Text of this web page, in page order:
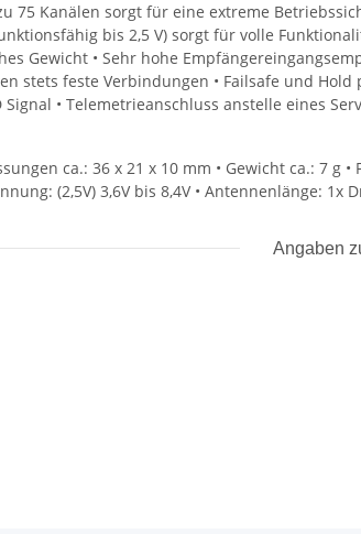
75 Kanälen sorgt für eine extreme
bis 2,5 V) sorgt für volle
Gewicht • Sehr hohe
stets feste Verbindungen • Failsafe und
• Telemetrieanschluss anstelle eines
ca.: 36 x 21 x 10 mm • Gewicht ca.: 7 g
(2,5V) 3,6V bis 8,4V • Antennenlänge:
Angaben